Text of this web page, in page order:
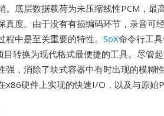
。底层数据载荷为未压缩线性PCM，
真度。由于没有有损编码环节，录音
中是至关重要的特性。 SoX命令行工
目转换为现代格式最便捷的工具。尽管
强，消除了块式容器中有时出现的模糊
x86硬件上实现的快速I/O，以及与原始